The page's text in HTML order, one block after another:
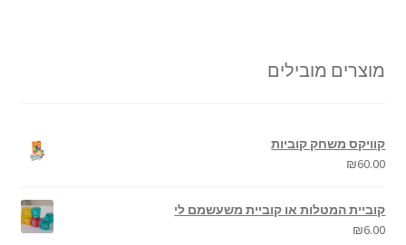
מוצרים מובילים
קוויקס משחק קוביות
₪60.00
קוביית המטלות או קוביית משעשמם לי
₪6.00